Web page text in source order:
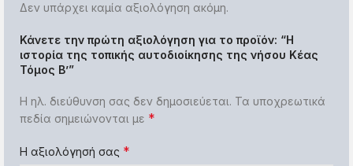
Δεν υπάρχει καμία αξιολόγηση ακόμη.
Κάνετε την πρώτη αξιολόγηση για το προϊόν: “Η
ιστορία της τοπικής αυτοδιοίκησης της νήσου Κέας
Τόμος Β’”
Η ηλ. διεύθυνση σας δεν δημοσιεύεται. Τα υποχρεωτικά
πεδία σημειώνονται με *
Η αξιολόγησή σας *